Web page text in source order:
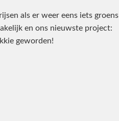
als er weer eens iets groens
en ons nieuwste project:
geworden!